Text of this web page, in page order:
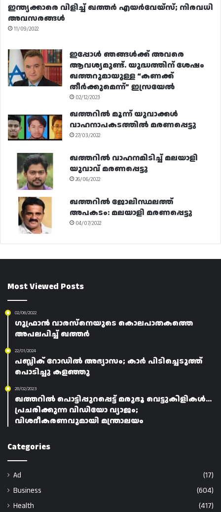
ഇന്ത്യക്കാരെ വിളിച്ച് ഖത്തർ എയർവേയ്‌സ്; നിരവധി
അവസരങ്ങൾ
11/09/2022
ഇപ്പോൾ ഞങ്ങൾക്ക് അവരെ
ആവശ്യമുണ്ട്. യുദ്ധത്തിന് ശേഷം
ഖത്തറുമായുള്ള “കണക്ക്
തീർക്കുമെന്ന്” ഇസ്രയേൽ
02/12/2023
ഖത്തറിൽ മൂന്ന് യുവാക്കൾ
വാഹനാപകടത്തിൽ മരണപ്പെട്ടു
27/03/2022
ഖത്തറിൽ വാഹനമിടിച്ച് മലയാളി
യുവാവ് മരണപ്പെട്ടു
26/06/2022
ഖത്തറിൽ ജോലിസ്ഥലത്ത്
അപകടം: മലയാളി മരണപ്പെട്ടു
04/07/2022
Most Viewed Posts
02/06/2022
ഗുഫ്രാൻ വാരസ്‌നെയുടെ കൊലപാതകത്തെ
അപലപിച്ച് ഖത്തർ
22/01/2024
പബ്ലിക് റോഡിൽ അഭ്യാസം; കാർ പിടിച്ചെടുത്ത്
പൊടിച്ചു കളഞ്ഞു
28/02/2023
ഖത്തറിൽ പൊട്ടിപ്പുറപ്പെട്ട് മരുഭൂ വെട്ടുകിളികൾ…
പ്രചരിക്കുന്ന വിഡിയോ വ്യാജം;
വിശദീകരണവുമായി മന്ത്രാലയം
Categories
Ad
(17)
Business
(604)
Health
(417)